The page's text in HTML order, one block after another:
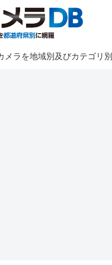
ラを地域別及びカテゴリ別